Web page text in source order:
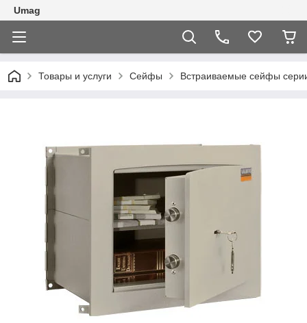
Umag
Товары и услуги Сейфы Встраиваемые сейфы